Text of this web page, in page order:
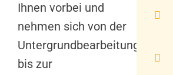
Ihnen vorbei und
nehmen sich von der
Untergrundbearbeitung
bis zur